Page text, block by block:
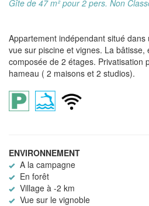
Gîte de 47 m² pour 2 pers. Non
Appartement indépendant situé
vue sur piscine et vignes. La
composée de 2 étages. Privatisation
hameau ( 2 maisons et 2 studios).
ENVIRONNEMENT
A la campagne
En forêt
Village à -2 km
Vue sur le vignoble